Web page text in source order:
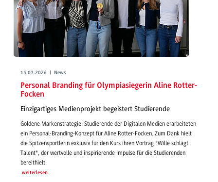
13.07.2026 | News
Personal Branding für Olympiasiegerin Aline Rotter-
Focken
Einzigartiges Medienprojekt begeistert Studierende
Goldene Markenstrategie: Studierende der Digitalen Medien erarbeiteten
ein Personal-Branding-Konzept für Aline Rotter-Focken. Zum Dank hielt
die Spitzensportlerin exklusiv für den Kurs ihren Vortrag "Wille schlägt
Talent", der wertvolle und inspirierende Impulse für die Studierenden
bereithielt.
weiterlesen